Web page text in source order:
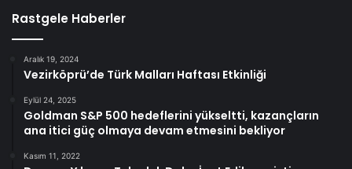
Rastgele Haberler
Aralık 19, 2024
Vezirköprü’de Türk Malları Haftası Etkinliği
Eylül 24, 2025
Goldman S&P 500 hedeflerini yükseltti, kazançların
ana itici güç olmaya devam etmesini bekliyor
Kasım 11, 2022